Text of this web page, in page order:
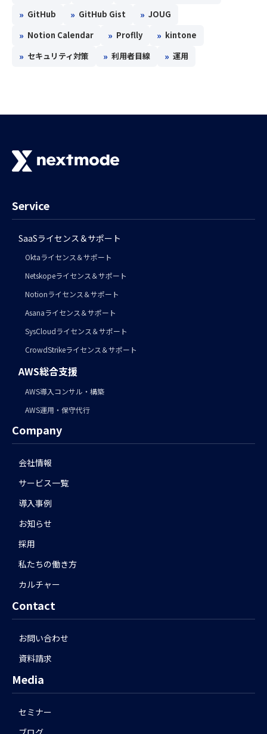
» GitHub » GitHub Gist » JOUG
» Notion Calendar » Proflly » kintone
» セキュリティ対策 » 利用者目線 » 運用
Service
SaaSライセンス＆サポート
Oktaライセンス＆サポート
Netskopeライセンス＆サポート
Notionライセンス＆サポート
Asanaライセンス＆サポート
SysCloudライセンス＆サポート
CrowdStrikeライセンス＆サポート
AWS総合支援
AWS導入コンサル・構築
AWS運用・保守代行
Company
会社情報
サービス一覧
導入事例
お知らせ
採用
私たちの働き方
カルチャー
Contact
お問い合わせ
資料請求
Media
セミナー